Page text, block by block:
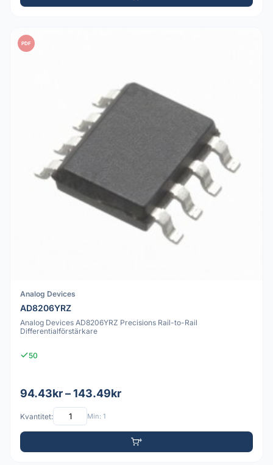
PDF
Analog Devices
AD8206YRZ
Analog Devices AD8206YRZ Precisions Rail-to-Rail
Differentialförstärkare
50
94.43kr – 143.49kr
Kvantitet: Min: 1